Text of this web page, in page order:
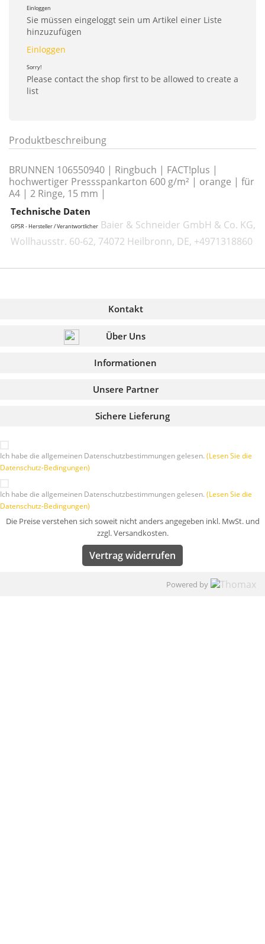
Einloggen
Sie müssen eingeloggt sein um Artikel einer Liste
hinzuzufügen
Einloggen
Sorry!
Please contact the shop first to be allowed to create a
list
Produktbeschreibung
BRUNNEN 106550940 | Ringbuch | FACT!plus |
hochwertiger Pressspankarton 600 g/m² | orange | für
A4 | 2 Ringe, 15 mm |
Technische Daten
GPSR - Hersteller / Verantwortlicher Baier & Schneider GmbH & Co. KG,
Wollhausstr. 60-62, 74072 Heilbronn, DE, +4971318860
Kontakt
Über Uns
Informationen
Sichere Lieferung
Unsere Partner
Ich habe die allgemeinen Datenschutzbestimmungen gelesen. (Lesen Sie die
Datenschutz-Bedingungen)
Ich habe die allgemeinen Datenschutzbestimmungen gelesen. (Lesen Sie die
Datenschutz-Bedingungen)
Die Preise verstehen sich soweit nicht anders angegeben inkl. MwSt. und
zzgl. Versandkosten.
Vertrag widerrufen
Powered by